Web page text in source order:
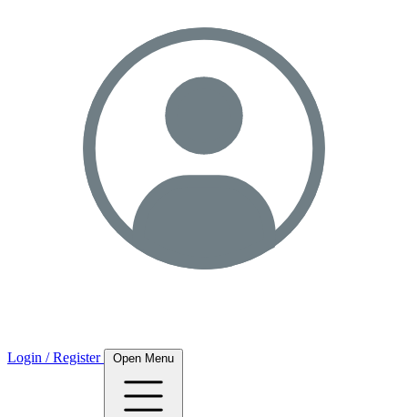
Login / Register Open Menu